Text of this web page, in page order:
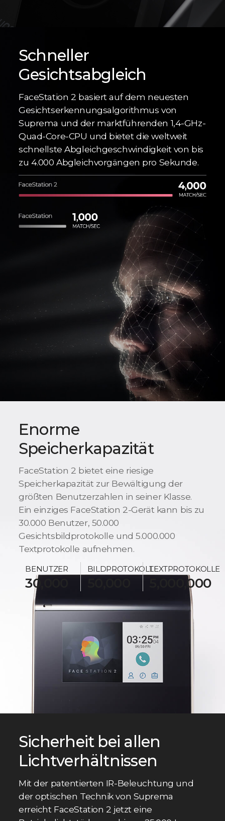
Schneller
Gesichtsabgleich
FaceStation 2 basiert auf dem neuesten
Gesichtserkennungsalgorithmus von
Suprema und der marktführenden 1,4-GHz-
Quad-Core-CPU und bietet die weltweit
schnellste Abgleichgeschwindigkeit von bis
zu 4.000 Abgleichvorgängen pro Sekunde.
Enorme
Speicherkapazität
FaceStation 2 bietet eine riesige
Speicherkapazität zur Bewältigung der
größten Benutzerzahlen in seiner Klasse.
Ein einziges FaceStation 2-Gerät kann bis zu
30.000 Benutzer, 50.000
Gesichtsbildprotokolle und 5.000.000
Textprotokolle aufnehmen.
BENUTZER
30,000
BILDPROTOKOLLETEXTPROTOKOLLE
5,000,000
Sicherheit bei allen
Lichtverhältnissen
Mit der patentierten IR-Beleuchtung und
der optischen Technik von Suprema
erreicht FaceStation 2 jetzt eine